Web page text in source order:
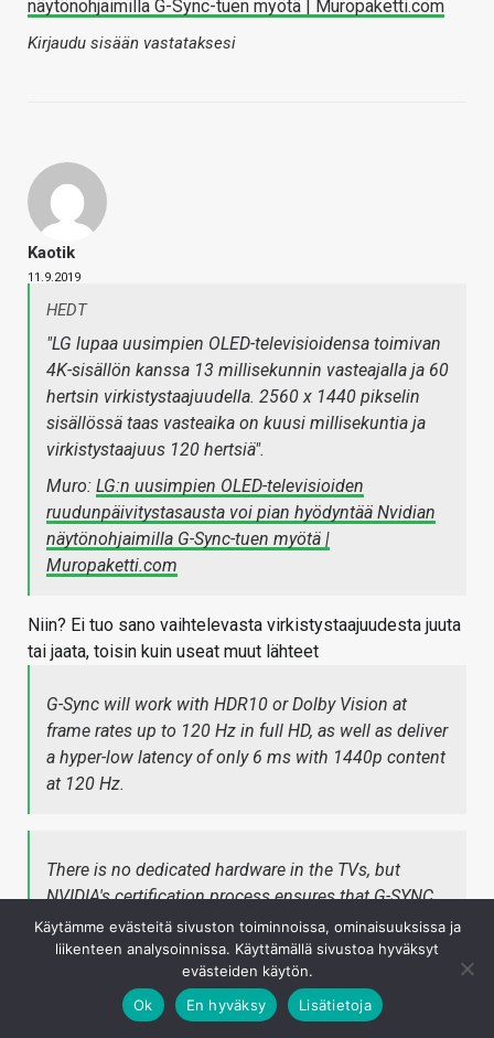
näytönohjaimilla G-Sync-tuen myötä | Muropaketti.com
Kirjaudu sisään vastataksesi
Kaotik
11.9.2019
HEDT
"LG lupaa uusimpien OLED-televisioidensa toimivan
4K-sisällön kanssa 13 millisekunnin vasteajalla ja 60
hertsin virkistystaajuudella. 2560 x 1440 pikselin
sisällössä taas vasteaika on kuusi millisekuntia ja
virkistystaajuus 120 hertsiä".
Muro: LG:n uusimpien OLED-televisioiden
ruudunpäivitystasausta voi pian hyödyntää Nvidian
näytönohjaimilla G-Sync-tuen myötä |
Muropaketti.com
Niin? Ei tuo sano vaihtelevasta virkistystaajuudesta juuta
tai jaata, toisin kuin useat muut lähteet
G-Sync will work with HDR10 or Dolby Vision at
frame rates up to 120 Hz in full HD, as well as deliver
a hyper-low latency of only 6 ms with 1440p content
at 120 Hz.
There is no dedicated hardware in the TVs, but
NVIDIA's certification process ensures that G-SYNC
is supported at up to 120Hz and 1440p resolutions
(with 6ms input lag). If you're running4Kcontent, G-
SYNC is locked in at 60 fps (with 13ms input lag).
Käytämme evästeitä sivuston toiminnoissa, ominaisuuksissa ja
liikenteen analysoinnissa. Käyttämällä sivustoa hyväksyt
evästeiden käytön.
Ok
En hyväksy Lisätietoja